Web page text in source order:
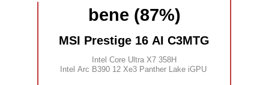
bene (87%)
MSI Prestige 16 AI C3MTG
Intel Core Ultra X7 358H
Intel Arc B390 12 Xe3 Panther Lake iGPU